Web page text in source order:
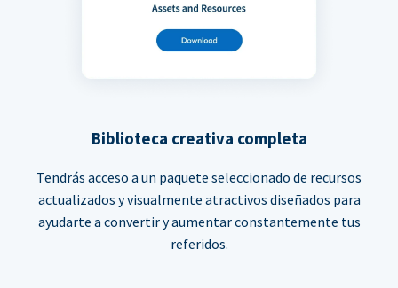
Biblioteca creativa completa
Tendrás acceso a un paquete seleccionado de recursos
actualizados y visualmente atractivos diseñados para
ayudarte a convertir y aumentar constantemente tus
referidos.